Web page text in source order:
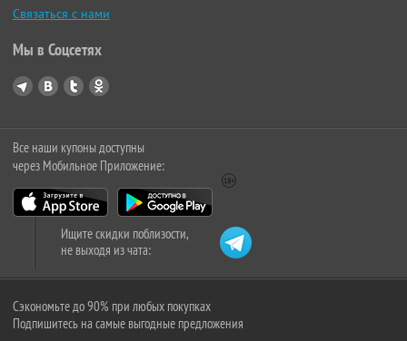
Связаться с нами
Мы в Соцсетях
Все наши купоны доступны
через Мобильное Приложение:
Ищите скидки поблизости,
не выходя из чата:
Сэкономьте до 90% при любых покупках
Подпишитесь на самые выгодные предложения